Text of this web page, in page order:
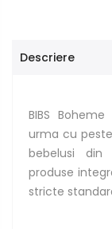
Descriere
BIBS
urma cu
bebelusi din
produse
stricte